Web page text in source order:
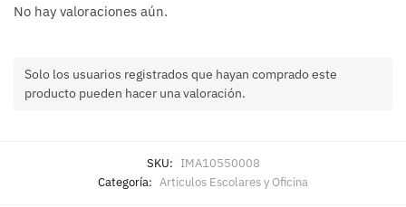
No hay valoraciones aún.
Solo los usuarios registrados que hayan comprado este
producto pueden hacer una valoración.
SKU: IMA10550008
Categoría: Articulos Escolares y Oficina